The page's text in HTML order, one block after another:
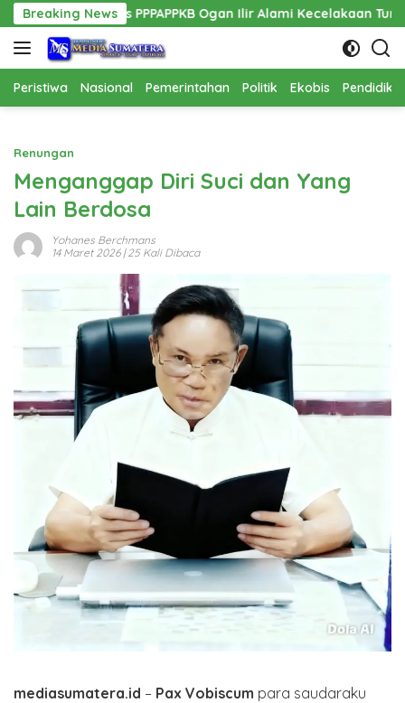
Langsung
ke
konten
Breaking News
PPPAPPKB Ogan Ilir Alami Kecelakaan Tunggal
Peristiwa Nasional Pemerintahan Politik Ekobis
Renungan
Menganggap Diri Suci dan Yang
Lain Berdosa
Yohanes Berchmans
14 Maret 2026| 25 Kali Dibaca
mediasumatera.id – Pax Vobiscum para saudaraku